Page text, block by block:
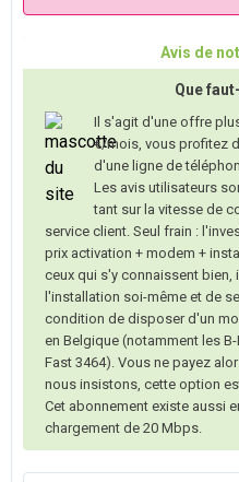
Avis de
Que
Il s'agit d'une offre
€/mois, vous profitez
d'une ligne de
Les avis utilisateurs
tant sur la vitesse de
service client. Seul frain :
prix activation + modem +
ceux qui s'y connaissent
l'installation soi-même et de
condition de disposer d'un
en Belgique (notamment les
Fast 3464). Vous ne payez
nous insistons, cette option
Cet abonnement existe aussi
chargement de 20 Mbps.